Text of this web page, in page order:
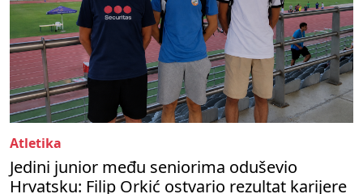
Atletika
Jedini junior među seniorima oduševio
Hrvatsku: Filip Orkić ostvario rezultat karijere